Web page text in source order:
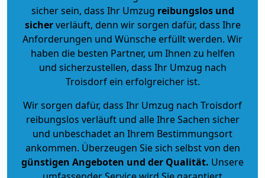
sicher sein, dass Ihr Umzug reibungslos und
sicherverläuft, denn wir sorgen dafür, dass Ihre
Anforderungen und Wünsche erfüllt werden. Wir
haben die besten Partner, um Ihnen zu helfen
und sicherzustellen, dass Ihr Umzug nach
Troisdorf ein erfolgreicher ist.
Wir sorgen dafür, dass Ihr Umzug nach Troisdorf
reibungslos verläuft und alle Ihre Sachen sicher
und unbeschadet an Ihrem Bestimmungsort
ankommen. Überzeugen Sie sich selbst von den
günstigen Angeboten und der Qualität. Unsere